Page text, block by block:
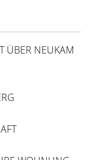
ÜBER NEUKAM